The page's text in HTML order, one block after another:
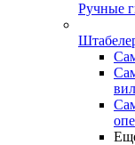
Ручные